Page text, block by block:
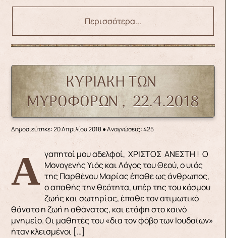
Περισσότερα...
ΚΥΡΙΑΚΗ ΤΩΝ
ΜΥΡΟΦΟΡΩΝ , 22.4.2018
Δημοσιεύτηκε: 20 Απριλίου 2018●Αναγνώσεις: 425
Αγαπητοί μου αδελφοί, ΧΡΙΣΤΟΣ ΑΝΕΣΤΗ ! Ο Μονογενής Υιός και Λόγος του Θεού, ο υιός
της Παρθένου Μαρίας έπαθε ως άνθρωπος,
ο απαθής την θεότητα, υπέρ της του κόσμου
ζωής και σωτηρίας, έπαθε τον ατιμωτικό
θάνατο η ζωή η αθάνατος, και ετάφη στο καινό
μνημείο. Οι μαθητές του «δια τον φόβο των Ιουδαίων»
ήταν κλεισμένοι […]